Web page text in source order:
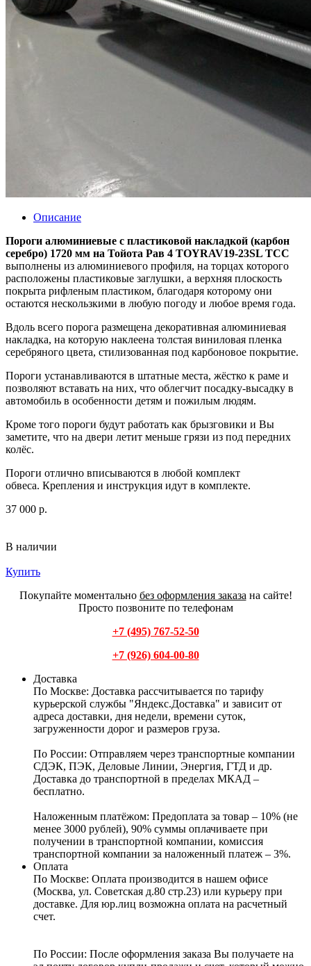
Описание
Пороги алюминиевые с пластиковой накладкой (карбон
серебро) 1720 мм на Тойота Рав 4 TOYRAV19-23SL ТСС
выполнены из алюминиевого профиля, на торцах которого
расположены пластиковые заглушки, а верхняя плоскость
покрыта рифленым пластиком, благодаря которому они
остаются нескользкими в любую погоду и любое время года.
Вдоль всего порога размещена декоративная алюминиевая
накладка, на которую наклеена толстая виниловая пленка
серебряного цвета, стилизованная под карбоновое покрытие.
Пороги устанавливаются в штатные места, жёстко к раме и
позволяют вставать на них, что облегчит посадку-высадку в
автомобиль в особенности детям и пожилым людям.
Кроме того пороги будут работать как брызговики и Вы
заметите, что на двери летит меньше грязи из под передних
колёс.
Пороги отлично вписываются в любой комплект
обвеса. Крепления и инструкция идут в комплекте.
37 000 р.
В наличии
Купить
Покупайте моментально без оформления заказа на сайте!
Просто позвоните по телефонам
+7 (495) 767-52-50
+7 (926) 604-00-80
Доставка
По Москве: Доставка рассчитывается по тарифу
курьерской службы "Яндекс.Доставка" и зависит от
адреса доставки, дня недели, времени суток,
загруженности дорог и размеров груза.
По России: Отправляем через транспортные компании
СДЭК, ПЭК, Деловые Линии, Энергия, ГТД и др.
Доставка до транспортной в пределах МКАД –
бесплатно.
Наложенным платёжом: Предоплата за товар – 10% (не
менее 3000 рублей), 90% суммы оплачиваете при
получении в транспортной компании, комиссия
транспортной компании за наложенный платеж – 3%.
Оплата
По Москве: Оплата производится в нашем офисе
(Москва, ул. Советская д.80 стр.23) или курьеру при
доставке. Для юр.лиц возможна оплата на расчетный
счет.
По России: После оформления заказа Вы получаете на